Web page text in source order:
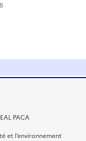
PACA
et l’environnement